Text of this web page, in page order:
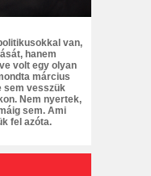
van,
hanem
volt egy olyan
március
sem vesszük
Nem nyertek,
sem. Ami
fel azóta.